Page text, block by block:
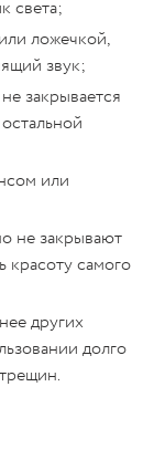
света;
ложечкой,
звук;
закрывается
или
не закрывают
красоту самого
других
долго